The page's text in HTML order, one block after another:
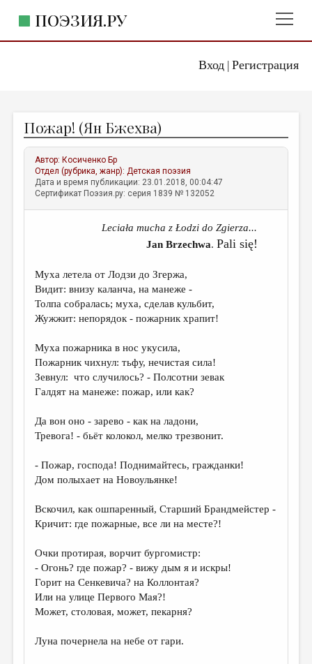
Вход| Регистрация
ПОЭЗИЯ.РУ
ЖАНРЫ
АВТОРЫ
КОММЕНТАРИИ
ЛИТСАЛОН
ОТДЕЛЫ И РУБРИКИ
ИЗБРАННОЕ
ПРОИЗВЕДЕНИЯ
ПЕРЕВОДЫ
ДЕТСКАЯ КОМНАТА
ОБЗОР ЛИТЕРАТУРЫ
СТРАНИЦЫ ПАМЯТИ
ОБЪЯВЛЕНИЯ
КОЛОНКА РЕДАКТОРА
РЕДКОЛЛЕГИЯ
ОТ РЕДАКЦИИ
Пожар! (Ян Бжехва)
Автор: Косиченко Бр
Отдел (рубрика, жанр):Детская поэзия
Дата и время публикации: 23.01.2018, 00:04:47
Сертификат Поэзия.ру: серия 1839 № 132052
Leciała mucha z Łodzi do Zgierza...
Jan Brzechwa. Pali się!
Муха летела от Лодзи до Згержа,
Видит: внизу каланча, на манеже -
Толпа собралась; муха, сделав кульбит,
Жужжит: непорядок - пожарник храпит!
Муха пожарника в нос укусила,
Пожарник чихнул: тьфу, нечистая сила!
Зевнул: что случилось? - Полсотни зевак
Галдят на манеже: пожар, или как?
Да вон оно - зарево - как на ладони,
Тревога! - бьёт колокол, мелко трезвонит.
- Пожар, господа! Поднимайтесь, гражданки!
Дом полыхает на Новоульянке!
Вскочил, как ошпаренный, Старший Брандмейстер -
Кричит: где пожарные, все ли на месте?!
Очки протирая, ворчит бургомистр:
- Огонь? где пожар? - вижу дым я и искры!
Горит на Сенкевича? на Коллонтая?
Или на улице Первого Мая?!
Может, столовая, может, пекарня?
Луна почернела на небе от гари.